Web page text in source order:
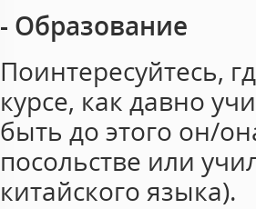
- Образование
Поинтересуйтесь,
курсе, как давно
быть до этого он/
посольстве или
китайского языка).